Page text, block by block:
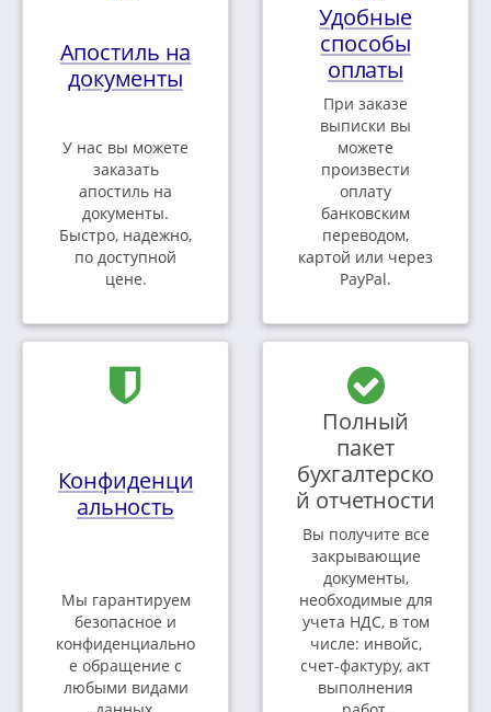
Апостиль на
документы
У нас вы можете
заказать
апостиль на
документы.
Быстро, надежно,
по доступной
цене.
Удобные
способы
оплаты
При заказе
выписки вы
можете
произвести
оплату
банковским
переводом,
картой или через
PayPal.
Конфиденци
альность
Мы гарантируем
безопасное и
конфиденциально
е обращение с
любыми видами
Полный
пакет
бухгалтерско
й отчетности
Вы получите все
закрывающие
документы,
необходимые для
учета НДС, в том
числе: инвойс,
счет-фактуру, акт
выполнения